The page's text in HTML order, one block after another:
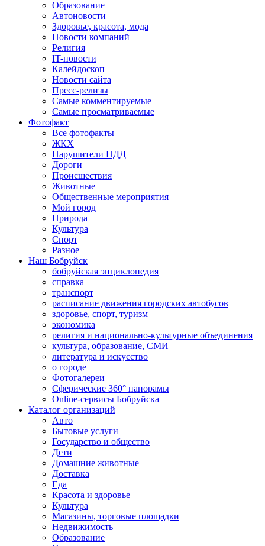
Образование
Автоновости
Здоровье, красота, мода
Новости компаний
Религия
IT-новости
Калейдоскоп
Новости сайта
Пресс-релизы
Самые комментируемые
Самые просматриваемые
Фотофакт
Все фотофакты
ЖКХ
Нарушители ПДД
Дороги
Происшествия
Животные
Общественные мероприятия
Мой город
Природа
Культура
Спорт
Разное
Наш Бобруйск
бобруйская энциклопедия
справка
транспорт
расписание движения городских автобусов
здоровье, спорт, туризм
экономика
религия и национально-культурные объединения
культура, образование, СМИ
литература и искусство
о городе
Фотогалереи
Сферические 360° панорамы
Online-сервисы Бобруйска
Каталог организаций
Авто
Бытовые услуги
Государство и общество
Дети
Домашние животные
Доставка
Еда
Красота и здоровье
Культура
Магазины, торговые площадки
Недвижимость
Образование